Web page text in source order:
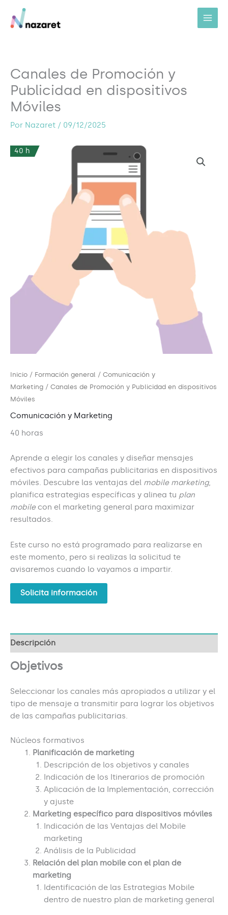
contenido
Canales de Promoción y
Publicidad en dispositivos
Móviles
Por Nazaret / 09/12/2025
40 h
Inicio / Formación general / Comunicación y
Marketing / Canales de Promoción y Publicidad en dispositivos
Móviles
Comunicación y Marketing
40 horas
Aprende a elegir los canales y diseñar mensajes
efectivos para campañas publicitarias en dispositivos
móviles. Descubre las ventajas del mobile marketing,
planifica estrategias específicas y alinea tu plan
mobilecon el marketing general para maximizar
resultados.
Este curso no está programado para realizarse en
este momento, pero si realizas la solicitud te
avisaremos cuando lo vayamos a impartir.
Solicita información
Descripción
Objetivos
Seleccionar los canales más apropiados a utilizar y el
tipo de mensaje a transmitir para lograr los objetivos
de las campañas publicitarias.
Núcleos formativos
Planificación de marketing
Descripción de los objetivos y canales
Indicación de los Itinerarios de promoción
Aplicación de la Implementación, corrección
y ajuste
Marketing específico para dispositivos móviles
Indicación de las Ventajas del Mobile
marketing
Análisis de la Publicidad
Relación del plan mobile con el plan de
marketing
Identificación de las Estrategias Mobile
dentro de nuestro plan de marketing general